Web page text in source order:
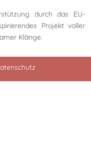
durch das EU-
Projekt voller
Klänge.